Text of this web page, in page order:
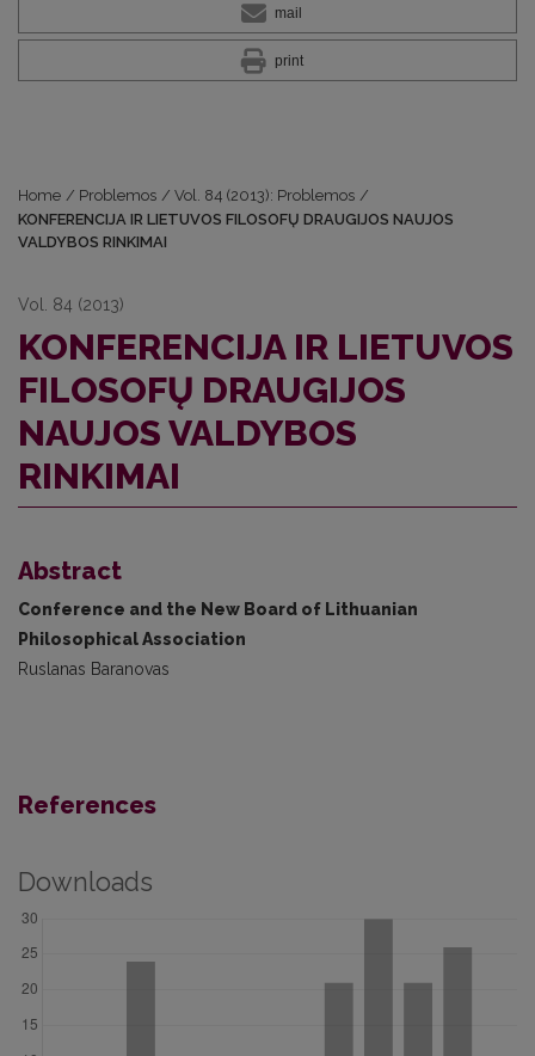
mail
print
Home / Problemos / Vol. 84 (2013): Problemos /
KONFERENCIJA IR LIETUVOS FILOSOFŲ DRAUGIJOS NAUJOS
VALDYBOS RINKIMAI
Vol. 84 (2013)
KONFERENCIJA IR LIETUVOS
FILOSOFŲ DRAUGIJOS
NAUJOS VALDYBOS
RINKIMAI
Abstract
Conference and the New Board of Lithuanian
Philosophical Association
Ruslanas Baranovas
References
Downloads